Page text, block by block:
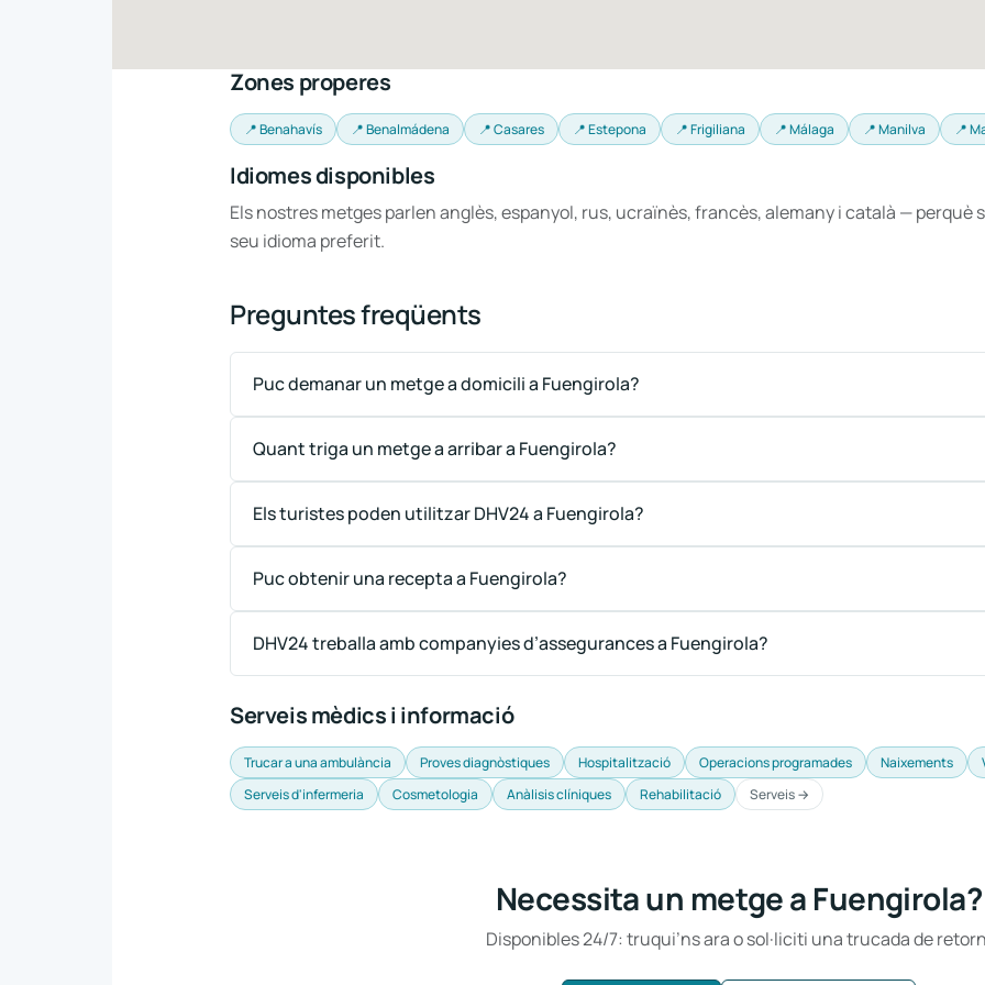
Zones properes
📍 Benahavís 📍 Benalmádena 📍 Casares 📍 Estepona 📍 Frigiliana 📍 Málaga 📍 Manilva 📍
Idiomes disponibles
Els nostres metges parlen anglès, espanyol, rus, ucraïnès, francès, alemany i català —
seu idioma preferit.
Preguntes freqüents
Puc demanar un metge a domicili a Fuengirola?
Quant triga un metge a arribar a Fuengirola?
Els turistes poden utilitzar DHV24 a Fuengirola?
Puc obtenir una recepta a Fuengirola?
DHV24 treballa amb companyies d’assegurances a Fuengirola?
Serveis mèdics i informació
Trucar a una ambulància Proves diagnòstiques Hospitalització Operacions programades Naixements
Serveis d'infermeria
Cosmetologia Anàlisis clíniques Rehabilitació Serveis →
Necessita un metge a Fuengirola?
Disponibles 24/7: truqui’ns ara o sol·liciti una trucada de